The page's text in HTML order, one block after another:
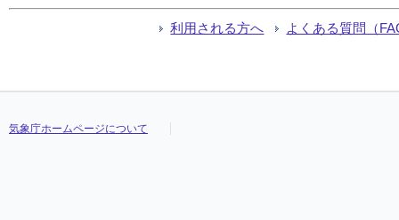
利用される方へ よくある質問（
気象庁ホームページについて